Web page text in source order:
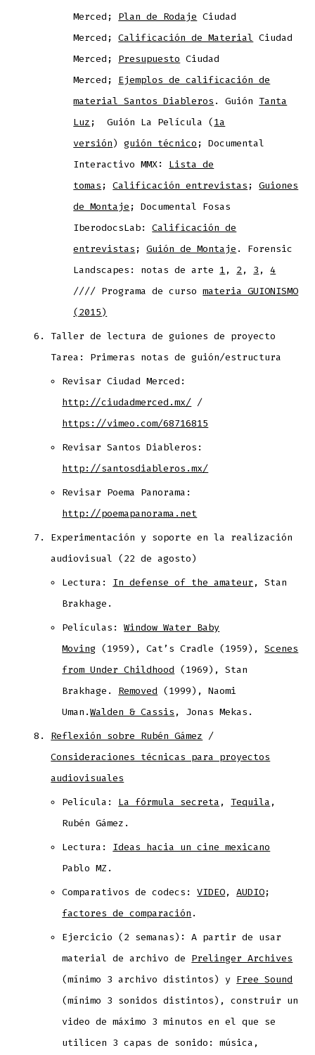
Merced; Plan de Rodaje Ciudad
Merced;Calificación de Material Ciudad
Merced; Presupuesto Ciudad
Merced; Ejemplos de calificación de
material Santos Diableros . GuiónTanta
Luz ; Guión La Película (1a
versión)guión técnico ; Documental
Interactivo MMX: Lista de
tomas ;Calificación entrevistas ;Guiones
de Montaje ; Documental Fosas
IberodocsLab:Calificación de
entrevistas ;Guión de Montaje . Forensic
Landscapes: notas de arte 1 , 2, 3 ,4
//// Programa de cursomateria GUIONISMO
(2015)
Taller de lectura de guiones de proyecto
Tarea: Primeras notas de guión/estructura
Revisar Ciudad Merced:
http://ciudadmerced.mx/ /
https://vimeo.com/68716815
Revisar Santos Diableros:
http://santosdiableros.mx/
Revisar Poema Panorama:
http://poemapanorama.net
Experimentación y soporte en la realización
audiovisual (22 de agosto)
Lectura: In defense of the amateur , Stan
Brakhage.
Películas:Window Water Baby
Moving (1959), Cat’s Cradle (1959),Scenes
from Under Childhood (1969), Stan
Brakhage. Removed (1999), Naomi
Uman.Walden & Cassis , Jonas Mekas.
Reflexión sobre Rubén Gámez /
Consideraciones técnicas para proyectos
audiovisuales
Película: La fórmula secreta ,Tequila ,
Rubén Gámez.
Lectura: Ideas hacia un cine mexicano
Pablo MZ.
Comparativos de codecs:VIDEO,AUDIO;
factores de comparación .
Ejercicio (2 semanas): A partir de usar
material de archivo de Prelinger Archives
(mínimo 3 archivo distintos) y Free Sound
(mínimo 3 sonidos distintos), construir un
video de máximo 3 minutos en el que se
utilicen 3 capas de sonido: música,